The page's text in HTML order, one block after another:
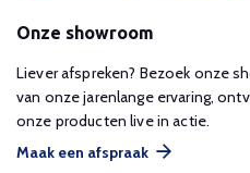
Onze showroom
Liever afspreken? Bezoek onze
van onze jarenlange ervaring,
onze producten live in actie.
Maak een afspraak